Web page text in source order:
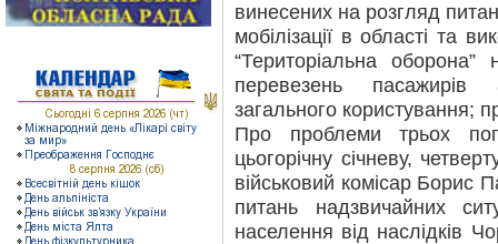
винесених на розгляд
мобілізації в області та
“Територіальна
перевезень пасажирів
загального користування;
Про проблеми трьох
цьогорічну січневу,
військовий комісар Борис
питань надзвичайних
населення від наслідків